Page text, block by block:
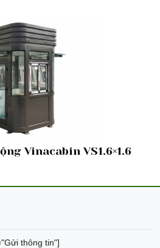
Vinacabin VS1.6×1.6
thông tin"]